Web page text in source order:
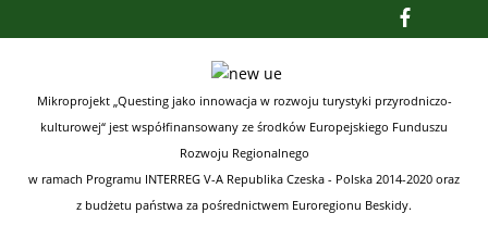
Mikroprojekt „Questing jako innowacja w rozwoju turystyki przyrodniczo-
kulturowej“ jest współfinansowany ze środków Europejskiego Funduszu
Rozwoju Regionalnego
w ramach Programu INTERREG V-A Republika Czeska - Polska 2014-2020 oraz
z budżetu państwa za pośrednictwem Euroregionu Beskidy.